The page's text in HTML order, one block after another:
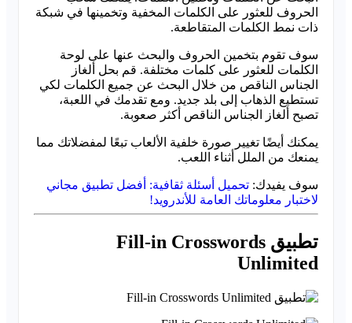
الحروف للعثور على الكلمات المخفية وتخمينها في شبكة
ذات نمط الكلمات المتقاطعة.
سوف تقوم بتخمين الحروف والبحث عنها على لوحة
الكلمات للعثور على كلمات مختلفة. قم بحل ألغاز
الجناس الناقص من خلال البحث عن جميع الكلمات لكي
تستطيع الذهاب إلى بلد جديد. ومع تقدمك في اللعبة،
تصبح ألغاز الجناس الناقص أكثر صعوبة.
يمكنك أيضًا تغيير صورة خلفية الألعاب تبعًا لمفضلاتك مما
يمنعك من الملل أثناء اللعب.
سوف يفيدك: تحميل أسئلة ثقافية: أفضل تطبيق مجاني
لاختبار معلوماتك العامة للأندرويد!
تطبيق Fill-in Crosswords
Unlimited